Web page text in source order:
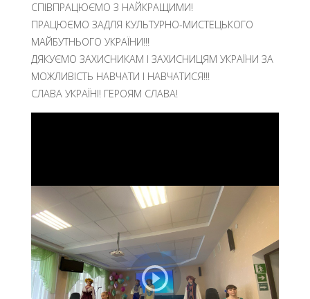
СПІВПРАЦЮЄМО З НАЙКРАЩИМИ!
ПРАЦЮЄМО ЗАДЛЯ КУЛЬТУРНО-МИСТЕЦЬКОГО
МАЙБУТНЬОГО УКРАЇНИ!!!
ДЯКУЄМО ЗАХИСНИКАМ І ЗАХИСНИЦЯМ УКРАЇНИ ЗА
МОЖЛИВІСТЬ НАВЧАТИ І НАВЧАТИСЯ!!!
СЛАВА УКРАЇНІ! ГЕРОЯМ СЛАВА!